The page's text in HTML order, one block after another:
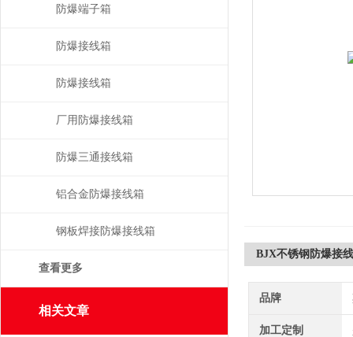
BJX不锈钢防爆接
品牌
加工定制
防爆端子箱
防爆接线箱
防爆接线箱
厂用防爆接线箱
防爆三通接线箱
铝合金防爆接线箱
钢板焊接防爆接线箱
查看更多
相关文章